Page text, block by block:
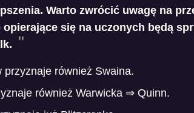
Warto zwrócić uwagę na
się na uczonych będą
przyznaje również Swaina.
również Warwicka ⇒ Quinn.